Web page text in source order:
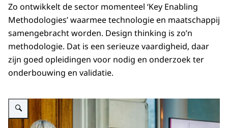
Zo ontwikkelt de sector momenteel ‘Key Enabling
Methodologies’ waarmee technologie en maatschappij
samengebracht worden. Design thinking is zo’n
methodologie. Dat is een serieuze vaardigheid, daar
zijn goed opleidingen voor nodig en onderzoek ter
onderbouwing en validatie.
Vergroot afbeelding AWTI Symposium: De rol van wetenschap,